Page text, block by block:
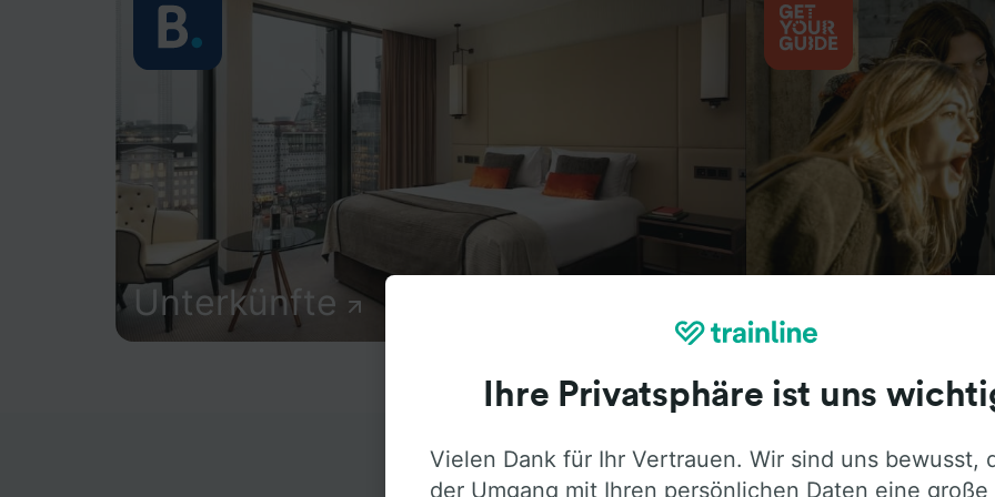
Unterkünfte
Die ehrliche Meinung von Trainline-
Ihre Privatsphäre ist uns
Vielen Dank für Ihr Vertrauen. Wir sind uns bewusst,
der Umgang mit Ihren persönlichen Daten eine große